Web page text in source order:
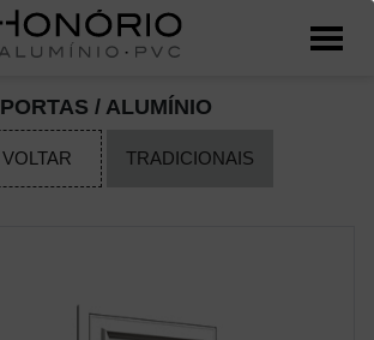
PORTAS / ALUMÍNIO
VOLTAR TRADICIONAIS